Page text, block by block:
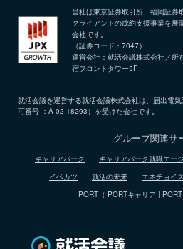
当社は東京証券取引所、福岡証券
クライアントの成約支援事業を展
会社です。
（証券コード：7047）
運営会社：就活会議株式会社／
宿フロントタワー5F
就活会議を運営する就活会議株式会社は、届出電
可番号 ：A-02-18293）を受けた会社です。